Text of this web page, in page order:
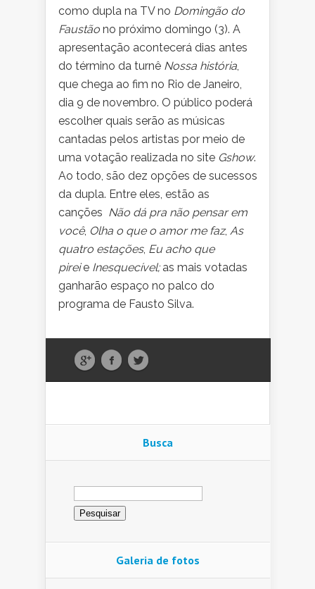
como dupla na TV no Domingão do
Faustão no próximo domingo (3). A
apresentação acontecerá dias antes
do término da turnê Nossa história
que chega ao fim no Rio de Janeiro,
dia 9 de novembro. O público poderá
escolher quais serão as músicas
cantadas pelos artistas por meio de
uma votação realizada no site Gshow.
Ao todo, são dez opções de sucessos
da dupla. Entre eles, estão as
canções Não dá pra não pensar em
você, Olha o que o amor me faz, As
quatro estações, Eu acho que
pireie Inesquecível; as mais votadas
ganharão espaço no palco do
programa de Fausto Silva.
Busca
Pesquisar
por:
Galeria de fotos